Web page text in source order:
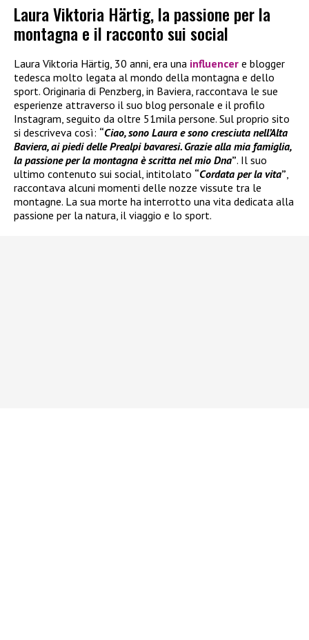
Laura Viktoria Härtig, la passione per la
montagna e il racconto sui social
Laura Viktoria Härtig, 30 anni, era una influencer e blogger
tedesca molto legata al mondo della montagna e dello
sport. Originaria di Penzberg, in Baviera, raccontava le sue
esperienze attraverso il suo blog personale e il profilo
Instagram, seguito da oltre 51mila persone. Sul proprio sito
si descriveva così: “Ciao, sono Laura e sono cresciuta nell’Alta
Baviera, ai piedi delle Prealpi bavaresi. Grazie alla mia famiglia,
la passione per la montagna è scritta nel mio Dna”. Il suo
ultimo contenuto sui social, intitolato “Cordata per la vita”
raccontava alcuni momenti delle nozze vissute tra le
montagne. La sua morte ha interrotto una vita dedicata alla
passione per la natura, il viaggio e lo sport.